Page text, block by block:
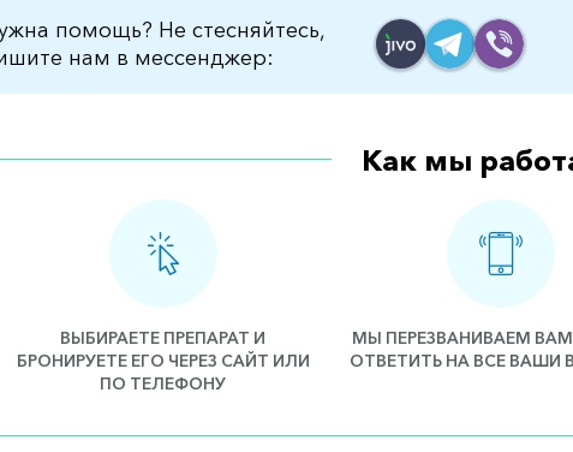
помощь? Не стесняйтесь,
нам в мессенджер:
Как мы
ВЫБИРАЕТЕ ПРЕПАРАТ И
БРОНИРУЕТЕ ЕГО ЧЕРЕЗ САЙТ ИЛИ
ПО ТЕЛЕФОНУ
МЫ ПЕРЕЗВАНИВАЕМ
ОТВЕТИТЬ НА ВСЕ ВАШИ